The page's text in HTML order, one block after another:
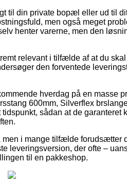
til din private bopæl eller ud til
men også meget
henter varerne, men den
relevant i tilfælde af at du skal
den forventede
hverdag på en masse
600mm, Silverflex
sådan at de garanteret
i mange tilfælde forudsætter
leveringsversion, der ofte –
til en pakkeshop.